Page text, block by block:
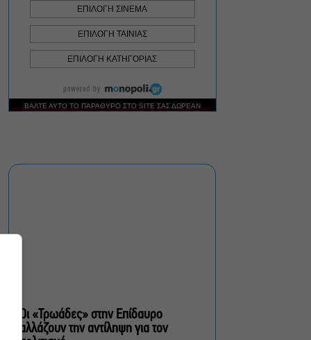
Η συναυλιακή σεζόν
κορυφώνεται τον
Σεπτέμβριο
Τουλάχιστον 1.500 έλεγχοι
σε 300 παραλίες –
Πρόστιμα έως 73.000€ για
αυθαίρετες καταλήψεις
Πέντε διηγήματα του
Οι «Τρωάδες» στην Επίδαυρο
αλλάζουν την αντίληψη για τον